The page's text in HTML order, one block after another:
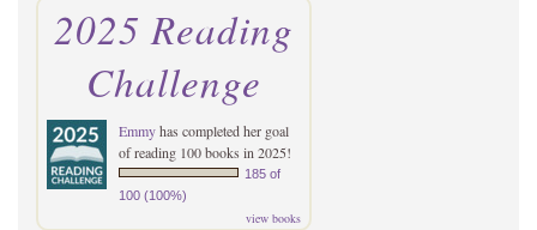
2025 Reading
Challenge
Emmyhas completed her goal
of reading 100 books in 2025!
185 of
100 (100%)
view books